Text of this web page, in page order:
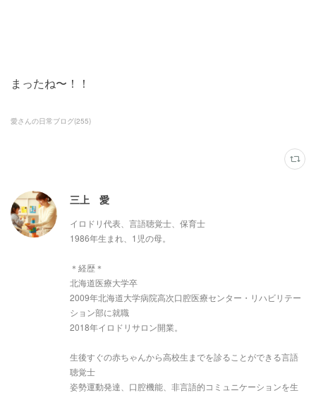
まったね〜！！
愛さんの日常ブログ(255)
三上 愛
イロドリ代表、言語聴覚士、保育士
1986年生まれ、1児の母。
＊経歴＊
北海道医療大学卒
2009年北海道大学病院高次口腔医療センター・リハビリテー
ション部に就職
2018年イロドリサロン開業。
生後すぐの赤ちゃんから高校生までを診ることができる言語
聴覚士
姿勢運動発達、口腔機能、非言語的コミュニケーションを生